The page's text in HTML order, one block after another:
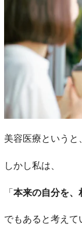
美容医療というと
しかし私は、
「本来の自分を、
でもあると考えて